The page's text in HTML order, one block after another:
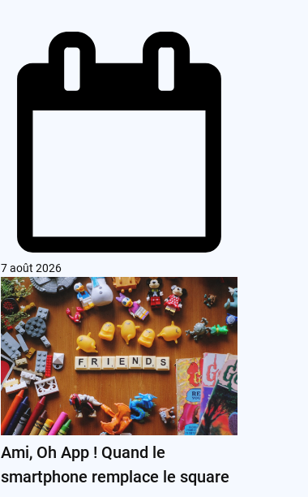
7 août 2026
Ami, Oh App ! Quand le
smartphone remplace le square